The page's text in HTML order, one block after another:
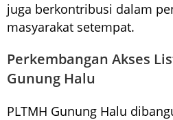
juga berkontribusi dalam
masyarakat setempat.
Perkembangan Akses
Gunung Halu
PLTMH Gunung Halu